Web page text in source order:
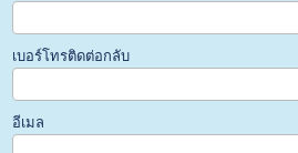
เบอร์โทรติดต่อกลับ
อีเมล